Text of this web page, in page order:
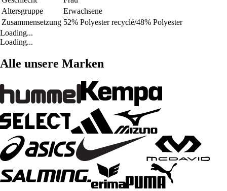
Altersgruppe
Erwachsene
Zusammensetzung 52% Polyester recyclé/48% Polyester
Loading...
Loading...
Alle unsere Marken